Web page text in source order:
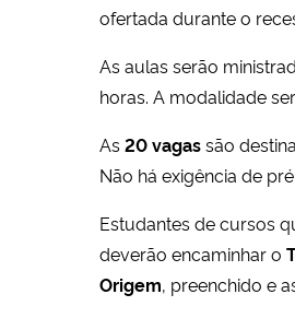
ofertada durante o
As aulas serão
horas. A modalidade
As20 vagassão
Não há exigência de
Estudantes de cursos
deverão encaminhar o
Origem, preenchido e